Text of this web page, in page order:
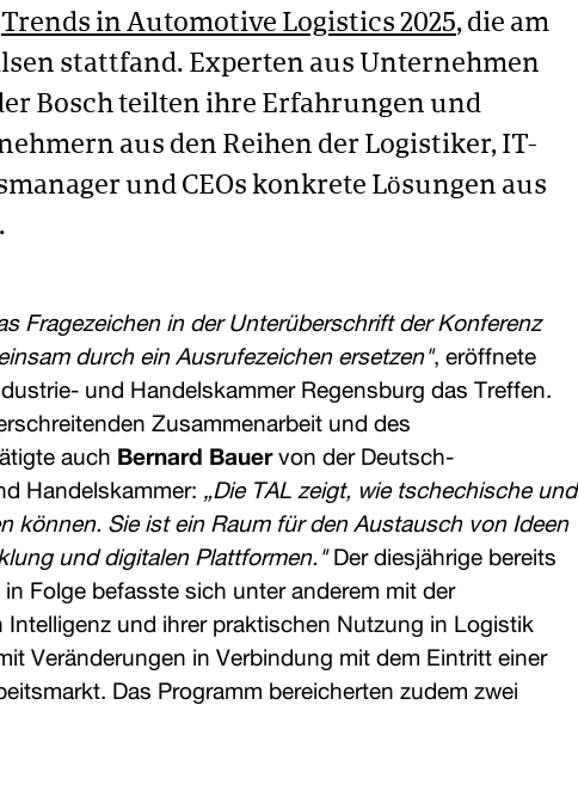
Trends in Automotive Logistics 2025, die am
stattfand. Experten aus Unternehmen
Bosch teilten ihre Erfahrungen und
aus den Reihen der Logistiker, IT-
und CEOs konkrete Lösungen aus
Fragezeichen in der Unterüberschrift der Konferenz
durch ein Ausrufezeichen ersetzen", eröffnete
und Handelskammer Regensburg das Treffen.
Zusammenarbeit und des
auch Bernard Bauervon der Deutsch-
Handelskammer: „Die TAL zeigt, wie tschechische und
können. Sie ist ein Raum für den Austausch von Ideen
und digitalen Plattformen."Der diesjährige bereits
Folge befasste sich unter anderem mit der
und ihrer praktischen Nutzung in Logistik
Veränderungen in Verbindung mit dem Eintritt einer
Das Programm bereicherten zudem zwei